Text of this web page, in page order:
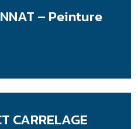
– Peinture
CARRELAGE